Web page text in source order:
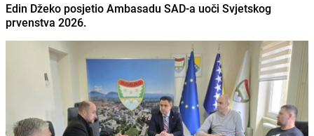
Edin Džeko posjetio Ambasadu SAD-a uoči Svjetskog
prvenstva 2026.